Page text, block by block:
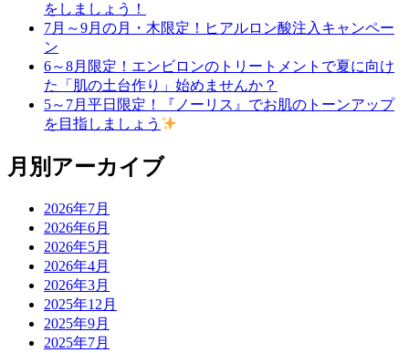
をしましょう！
7月～9月の月・木限定！ヒアルロン酸注入キャンペー
ン
6～8月限定！エンビロンのトリートメントで夏に向け
た「肌の土台作り」始めませんか？
5～7月平日限定！『ノーリス』でお肌のトーンアップ
を目指しましょう
月別アーカイブ
2026年7月
2026年6月
2026年5月
2026年4月
2026年3月
2025年12月
2025年9月
2025年7月